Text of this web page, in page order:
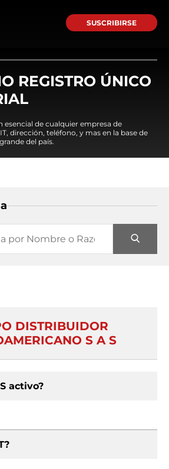
SUSCRIBIRSE
REGISTRO ÚNICO
esencial de cualquier empresa de
dirección, teléfono, y mas en la base de
del país.
DISTRIBUIDOR
S A S
activo?